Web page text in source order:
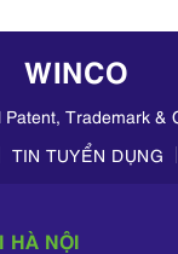
WINCO
Trademark &
TIN TUYỂN DỤNG
HÀ NỘI